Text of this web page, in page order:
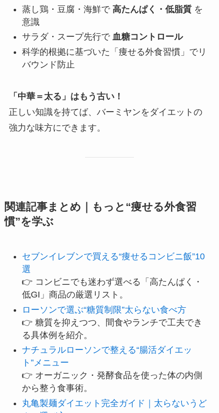
蒸し鶏・豆腐・海鮮で 高たんぱく・低脂質を
意識
サラダ・スープ先行で 血糖コントロール
科学的根拠に基づいた「痩せる外食習慣」でリ
バウンド防止
「中華＝太る」はもう古い！
正しい知識を持てば、バーミヤンをダイエットの
強力な味方にできます。
関連記事まとめ｜もっと“痩せる外食習
慣”を学ぶ
セブンイレブンで買える“痩せるコンビニ飯”10
選
👉 コンビニでも迷わず選べる「高たんぱく・
低GI」商品の厳選リスト。
ローソンで選ぶ“糖質制限”太らない食べ方
👉 糖質を抑えつつ、間食やランチで工夫でき
る具体例を紹介。
ナチュラルローソンで整える“腸活ダイエッ
ト”メニュー
👉 オーガニック・発酵食品を使った体の内側
から整う食事術。
丸亀製麺ダイエット完全ガイド｜太らないうど